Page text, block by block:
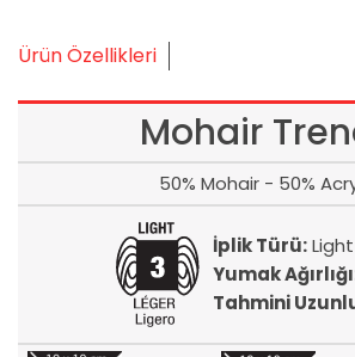
Ürün Özellikleri
Mohair
50% Mohair - 50%
İplik Türü:Light
Yumak
Tahmini